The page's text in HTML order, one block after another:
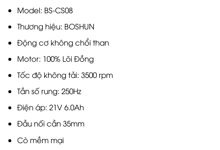
Model: BS-CS08
Thương hiệu: BOSHUN
Động cơ không chổi than
Motor: 100% Lõi Đồng
Tốc độ không tải: 3500 rpm
Tần số rung: 250Hz
Điện áp: 21V 6.0Ah
Đầu nối cần 35mm
Cò mềm mại